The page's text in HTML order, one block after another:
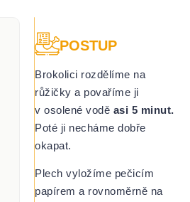
POSTUP
Brokolici rozdělíme na
růžičky a povaříme ji
v osolené vodě asi 5 minut.
Poté ji necháme dobře
okapat.
Plech vyložíme pečicím
papírem a rovnoměrně na